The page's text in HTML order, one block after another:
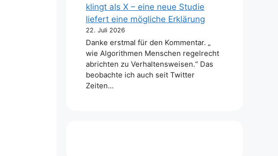
klingt als X – eine neue Studie
liefert eine mögliche Erklärung
22. Juli 2026
Danke erstmal für den Kommentar. „
wie Algorithmen Menschen regelrecht
abrichten zu Verhaltensweisen.“ Das
beobachte ich auch seit Twitter
Zeiten…